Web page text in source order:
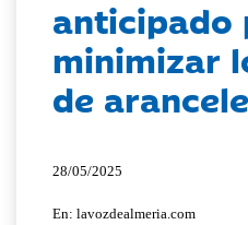
anticipado
minimizar
de
28/05/2025
En: lavozdealmeria.com